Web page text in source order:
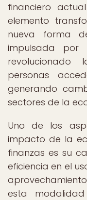
financiero
elemento
nueva forma
impulsada por
personas
generando
sectores de la
Uno de los
impacto de la
finanzas es su
eficiencia en el
esta